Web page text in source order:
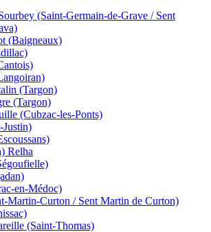
(Saint-Germain-de-Grave / Sent
(Baigneaux)
(Targon)
(Targon)
(Cubzac-les-Ponts)
Relha
en-Médoc)
Martin-Curton / Sent Martin de Curton)
(Saint-Thomas)